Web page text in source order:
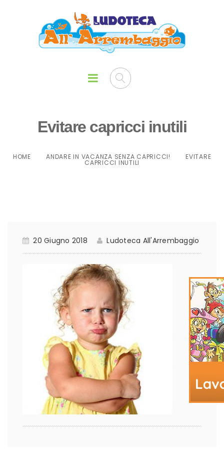
Evitare capricci inutili
HOME ANDARE IN VACANZA SENZA CAPRICCI! EVITARE
CAPRICCI INUTILI
20 Giugno 2018 Ludoteca All'Arrembaggio